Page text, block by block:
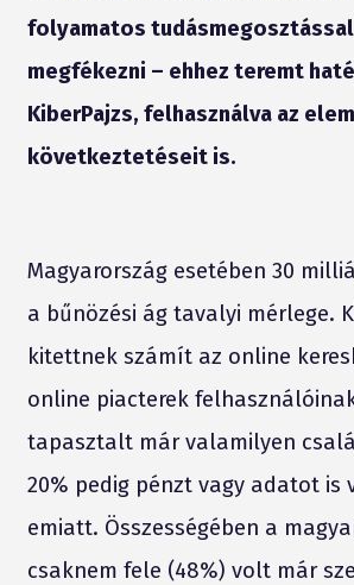
folyamatos
megfékezni – ehhez teremt
KiberPajzs, felhasználva az
következtetéseit is.
Magyarország esetében 30
a bűnözési ág tavalyi mérlege.
kitettnek számít az online
online piacterek
tapasztalt már valamilyen
20% pedig pénzt vagy adatot is
emiatt. Összességében a
csaknem fele (48%) volt már